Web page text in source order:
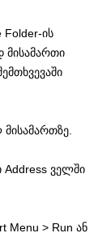
Folder-ის
Address ველში
Menu > Run ან